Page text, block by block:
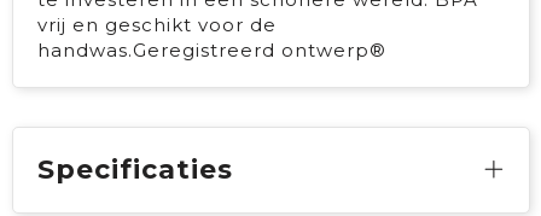
vrij en geschikt voor de
handwas.Geregistreerd ontwerp®
Specificaties